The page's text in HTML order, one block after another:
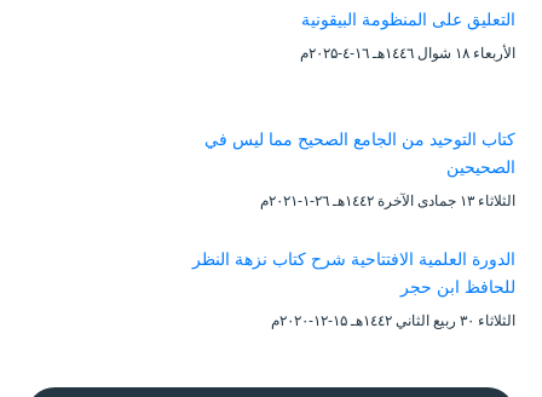
التعليق على المنظومة البيقونية
الأربعاء ۱۸ شوال ۱٤٤٦هـ ۱٦-٤-۲۰۲۵م
كتاب التوحيد من الجامع الصحيح مما ليس في
الصحيحين
الثلاثاء ۱۳ جمادى الآخرة ۱٤٤۲هـ ۲٦-۱-۲۰۲۱م
الدورة العلمية الافتتاحية شرح كتاب نزهة النظر
للحافظ ابن حجر
الثلاثاء ۳۰ ربيع الثاني ۱٤٤۲هـ ۱۵-۱۲-۲۰۲۰م